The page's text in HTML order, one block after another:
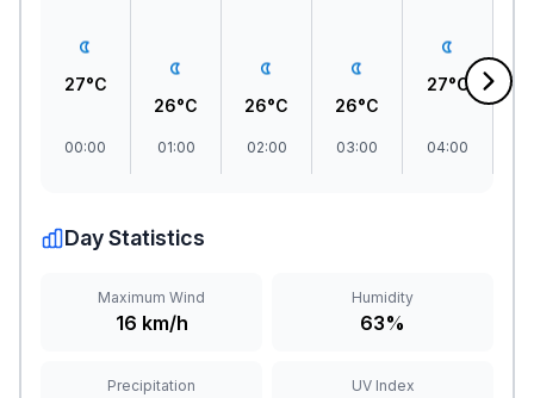
27°C
00:00
26°C
01:00
26°C
02:00
26°C
03:00
27°C
04:00
Day Statistics
Maximum Wind
16 km/h
Humidity
63%
Precipitation UV Index